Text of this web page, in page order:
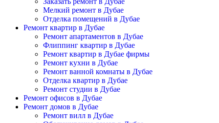
Мелкий ремонт в Дубае
Отделка помещений в Дубае
Ремонт квартир в Дубае
Ремонт апартаментов в Дубае
Флиппинг квартир в Дубае
Ремонт квартир в Дубае фирмы
Ремонт кухни в Дубае
Ремонт ванной комнаты в Дубае
Отделка квартир в Дубае
Ремонт студии в Дубае
Ремонт офисов в Дубае
Ремонт домов в Дубае
Ремонт вилл в Дубае